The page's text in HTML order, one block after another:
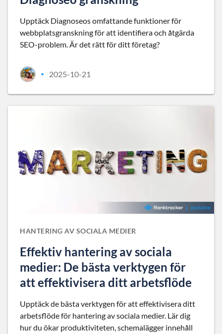
Upptäck Diagnoseos omfattande funktioner för
webbplatsgranskning för att identifiera och åtgärda
SEO-problem. Är det rätt för ditt företag?
• 2025-10-21
HANTERING AV SOCIALA MEDIER
Effektiv hantering av sociala
medier: De bästa verktygen för
att effektivisera ditt arbetsflöde
Upptäck de bästa verktygen för att effektivisera ditt
arbetsflöde för hantering av sociala medier. Lär dig
hur du ökar produktiviteten, schemalägger innehåll